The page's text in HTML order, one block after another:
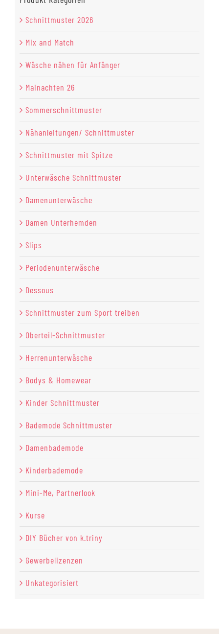
Schnittmuster 2026
Mix and Match
Wäsche nähen für Anfänger
Mainachten 26
Sommerschnittmuster
Nähanleitungen/ Schnittmuster
Schnittmuster mit Spitze
Unterwäsche Schnittmuster
Damenunterwäsche
Damen Unterhemden
Slips
Periodenunterwäsche
Dessous
Schnittmuster zum Sport treiben
Oberteil-Schnittmuster
Herrenunterwäsche
Bodys & Homewear
Kinder Schnittmuster
Bademode Schnittmuster
Damenbademode
Kinderbademode
Mini-Me, Partnerlook
Kurse
DIY Bücher von k.triny
Gewerbelizenzen
Unkategorisiert